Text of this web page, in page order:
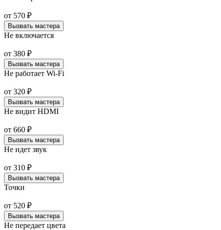
от 570 ₽
Вызвать мастера
Не включается
от 380 ₽
Вызвать мастера
Не работает Wi-Fi
от 320 ₽
Вызвать мастера
Не видит HDMI
от 660 ₽
Вызвать мастера
Не идет звук
от 310 ₽
Вызвать мастера
Точки
от 520 ₽
Вызвать мастера
Не передает цвета